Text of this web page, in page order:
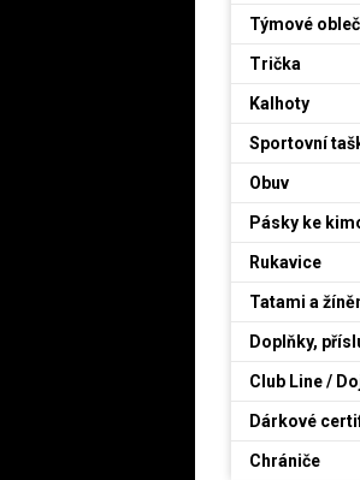
Týmové
Trička
Kalhoty
Sportovní
Obuv
Pásky ke
Rukavice
Tatami a
Doplňky,
Club Line /
Dárkové
Chrániče